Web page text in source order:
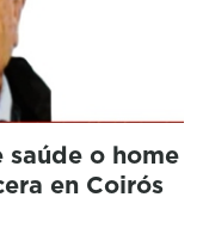
o home
en Coirós